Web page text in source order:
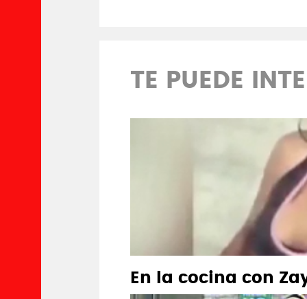
TE PUEDE
En la cocina con